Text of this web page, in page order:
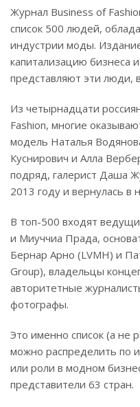
Журнал Business of
список 500 людей,
индустрии моды.
капитализацию бизнеса
представляют эти люди,
Из четырнадцати
Fashion, многие
модель Наталья
Куснирович и Алла
подряд, галерист Даша
2013 году и вернулась в
В топ-500 входят
и Миуччиа Прада,
Бернар Арно (LVMH) и
Group), владельцы
авторитетные
фотографы.
Это именно список (а не
можно распределить по
или роли в модном
представители 63 стран.